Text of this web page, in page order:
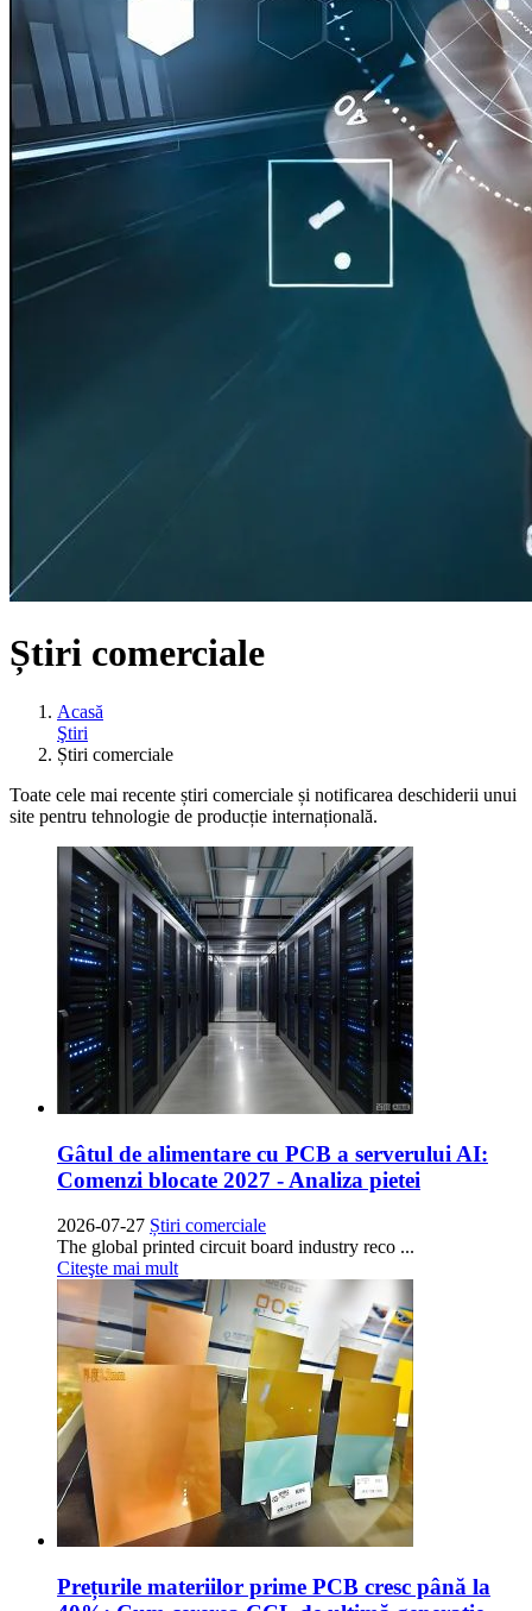
Știri comerciale
Acasă
Ştiri
Știri comerciale
Toate cele mai recente știri comerciale și notificarea deschiderii unui
site pentru tehnologie de producție internațională.
Gâtul de alimentare cu PCB a serverului AI:
Comenzi blocate 2027 - Analiza pietei
2026-07-27 Știri comerciale
The global printed circuit board industry reco ...
Citeşte mai mult
Prețurile materiilor prime PCB cresc până la